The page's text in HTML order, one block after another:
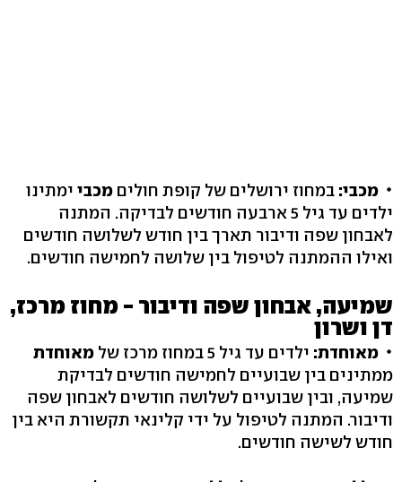
מכבי: במחוז ירושלים של קופת חולים מכבי ימתינו
ילדים עד גיל 5 ארבעה חודשים לבדיקה. המתנה
לאבחון שפה ודיבור תארך בין חודש לשלושה חודשים
ואילו ההמתנה לטיפול בין שלושה לחמישה חודשים.
שמיעה, אבחון שפה ודיבור - מחוז מרכז,
דן ושרון
מאוחדת: ילדים עד גיל 5 במחוז מרכז של
מאוחדת
ממתינים בין שבועיים לחמישה חודשים לבדיקת
שמיעה, ובין שבועיים לשלושה חודשים לאבחון שפה
ודיבור. המתנה לטיפול על ידי קלינאי תקשורת היא בין
חודש לשישה חודשים.